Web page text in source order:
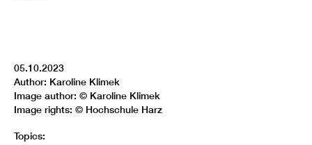
05.10.2023
Author: Karoline Klimek
Image author: © Karoline Klimek
Image rights: © Hochschule Harz
Topics: